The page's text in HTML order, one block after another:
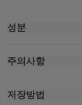
성분
주의사항
저장방법